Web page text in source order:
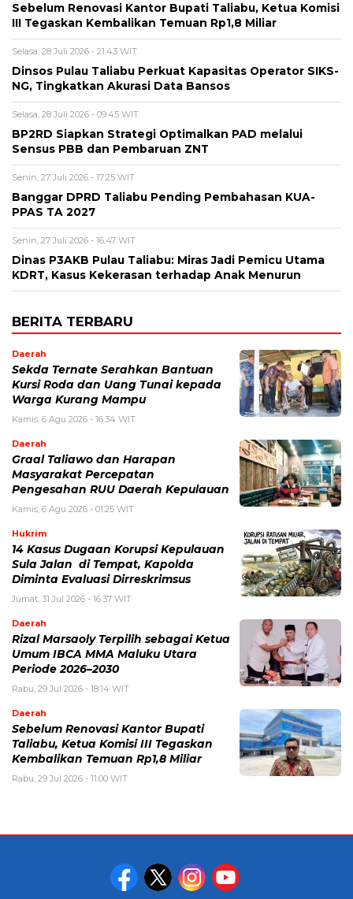
Sebelum Renovasi Kantor Bupati Taliabu, Ketua Komisi
III Tegaskan Kembalikan Temuan Rp1,8 Miliar
Selasa, 28 Juli 2026 - 21:43 WIT
Dinsos Pulau Taliabu Perkuat Kapasitas Operator SIKS-
NG, Tingkatkan Akurasi Data Bansos
Selasa, 28 Juli 2026 - 09:45 WIT
BP2RD Siapkan Strategi Optimalkan PAD melalui
Sensus PBB dan Pembaruan ZNT
Senin, 27 Juli 2026 - 17:25 WIT
Banggar DPRD Taliabu Pending Pembahasan KUA-
PPAS TA 2027
Senin, 27 Juli 2026 - 16:47 WIT
Dinas P3AKB Pulau Taliabu: Miras Jadi Pemicu Utama
KDRT, Kasus Kekerasan terhadap Anak Menurun
BERITA TERBARU
Daerah
Sekda Ternate Serahkan Bantuan
Kursi Roda dan Uang Tunai kepada
Warga Kurang Mampu
Kamis, 6 Agu 2026 - 16:34 WIT
Daerah
Graal Taliawo dan Harapan
Masyarakat Percepatan
Pengesahan RUU Daerah Kepulauan
Kamis, 6 Agu 2026 - 01:25 WIT
Hukrim
14 Kasus Dugaan Korupsi Kepulauan
Sula Jalan di Tempat, Kapolda
Diminta Evaluasi Dirreskrimsus
Jumat, 31 Jul 2026 - 16:37 WIT
Daerah
Rizal Marsaoly Terpilih sebagai Ketua
Umum IBCA MMA Maluku Utara
Periode 2026–2030
Rabu, 29 Jul 2026 - 18:14 WIT
Daerah
Sebelum Renovasi Kantor Bupati
Taliabu, Ketua Komisi III Tegaskan
Kembalikan Temuan Rp1,8 Miliar
Rabu, 29 Jul 2026 - 11:00 WIT